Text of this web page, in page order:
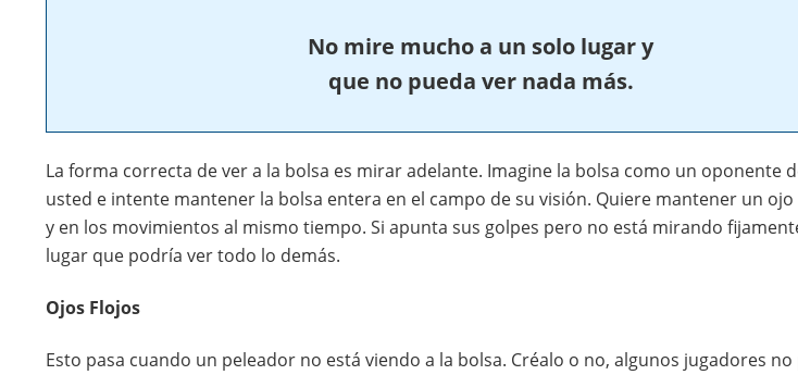
No mire mucho a un solo lugar y
que no pueda ver nada más.
La forma correcta de ver a la bolsa es mirar adelante. Imagine la bolsa como un oponente
usted e intente mantener la bolsa entera en el campo de su visión. Quiere mantener un ojo
y en los movimientos al mismo tiempo. Si apunta sus golpes pero no está mirando
lugar que podría ver todo lo demás.
Ojos Flojos
Esto pasa cuando un peleador no está viendo a la bolsa. Créalo o no, algunos jugadores